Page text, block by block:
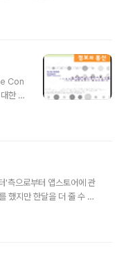
을 정리해 주는 것이다.
될테고, 모바일에 관심은
다. 이미지가 주가 되는 자
란다. the-speed-of-..
Con
한 원
블
의
낌이
중심의
산업
'측으로부터 앱스토어에 관
했지만 한달을 더 줄 수 있
야 하는 모바일 앱스토어